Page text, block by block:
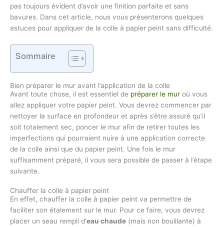
pas toujours évident d’avoir une finition parfaite et sans
bavures. Dans cet article, nous vous présenterons quelques
astuces pour appliquer de la colle à papier peint sans difficulté.
Sommaire
Bien préparer le mur avant l’application de la colle
Avant toute chose, il est essentiel de préparer le mur où vous
allez appliquer votre papier peint. Vous devrez commencer par
nettoyer la surface en profondeur et après s’être assuré qu’il
soit totalement sec, poncer le mur afin de retirer toutes les
imperfections qui pourraient nuire à une application correcte
de la colle ainsi que du papier peint. Une fois le mur
suffisamment préparé, il vous sera possible de passer à l’étape
suivante.
Chauffer la colle à papier peint
En effet, chauffer la colle à papier peint va permettre de
faciliter son étalement sur le mur. Pour ce faire, vous devrez
placer un seau rempli d’eau chaude (mais non bouillante) à